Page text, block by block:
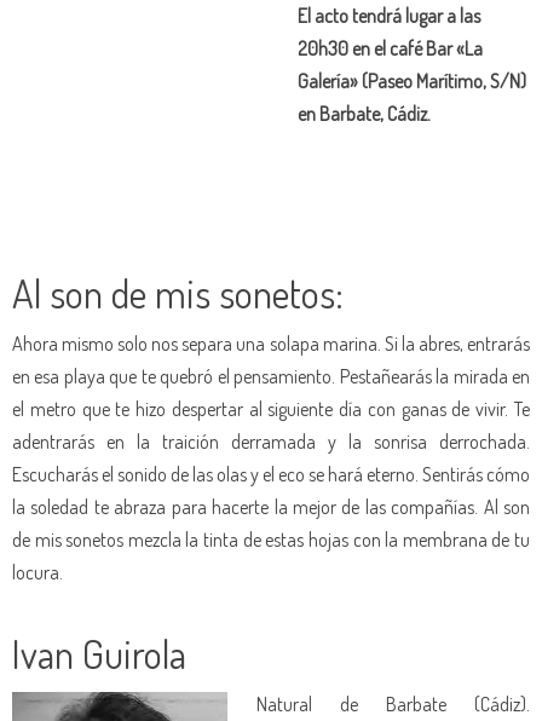
El acto tendrá lugar a las
20h30 en el café Bar «La
Galería» (Paseo Marítimo, S/N)
en Barbate, Cádiz.
Al son de mis sonetos:
Ahora mismo solo nos separa una solapa marina. Si la abres, entrarás
en esa playa que te quebró el pensamiento. Pestañearás la mirada en
el metro que te hizo despertar al siguiente día con ganas de vivir. Te
adentrarás en la traición derramada y la sonrisa derrochada.
Escucharás el sonido de las olas y el eco se hará eterno. Sentirás cómo
la soledad te abraza para hacerte la mejor de las compañías. Al son
de mis sonetos mezcla la tinta de estas hojas con la membrana de tu
locura.
Ivan Guirola
Natural de Barbate (Cádiz).